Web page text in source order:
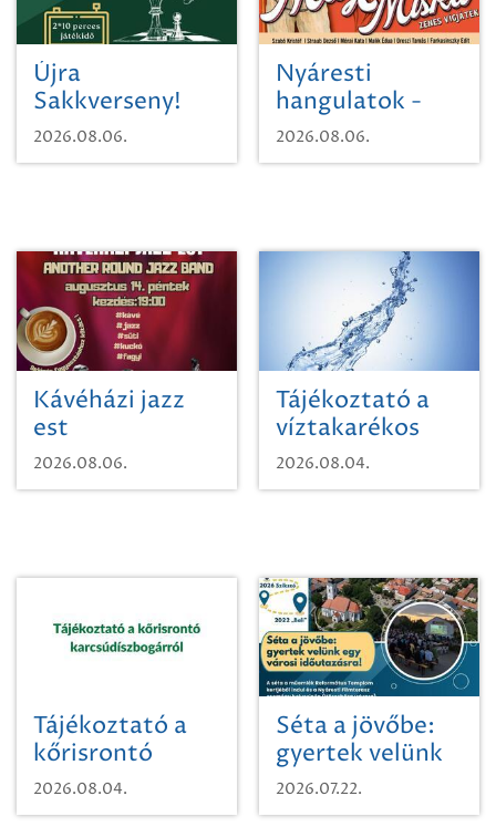
Újra
Sakkverseny!
2026.08.06.
Nyáresti
hangulatok -
Mágnás Miska
2026.08.06.
Kávéházi jazz
est
2026.08.06.
Tájékoztató a
víztakarékos
vízhasználatról
2026.08.04.
Tájékoztató a
kőrisrontó
karcsúdíszbogárról
2026.08.04.
Séta a jövőbe:
gyertek velünk
egy városi
időutazásra!
2026.07.22.